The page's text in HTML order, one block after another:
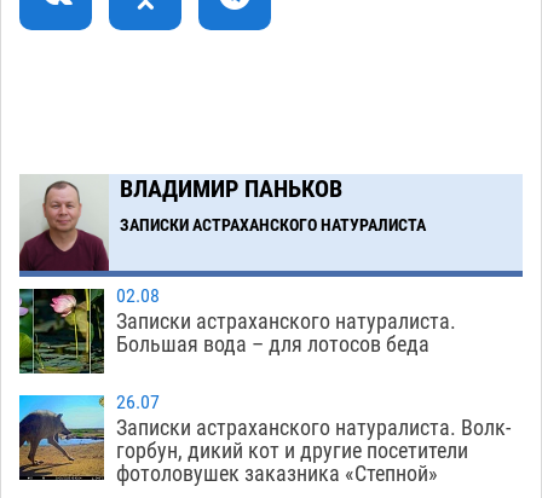
Загрузить еще
ВЛАДИМИР ПАНЬКОВ
ЗАПИСКИ АСТРАХАНСКОГО НАТУРАЛИСТА
02.08
Записки астраханского натуралиста.
Большая вода – для лотосов беда
26.07
Записки астраханского натуралиста. Волк-
горбун, дикий кот и другие посетители
фотоловушек заказника «Степной»